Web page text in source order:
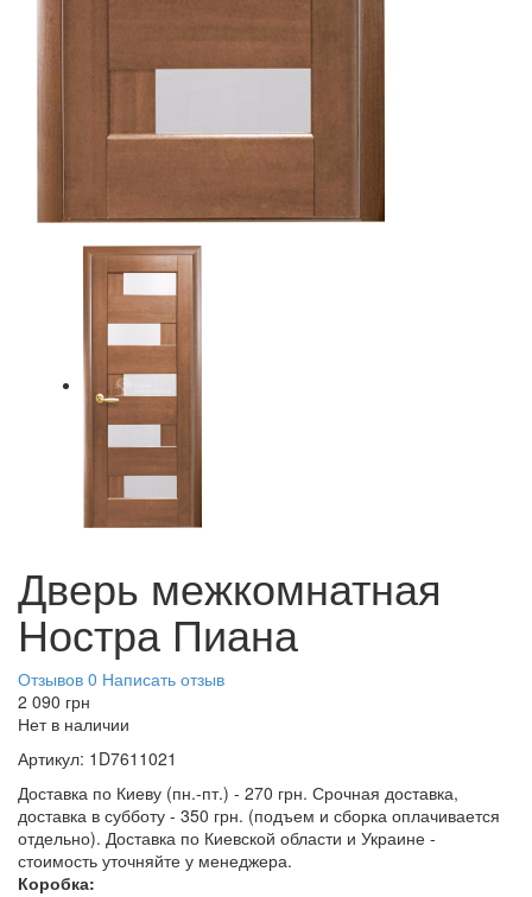
Дверь межкомнатная
Ностра Пиана
Отзывов 0 Написать отзыв
2 090 грн
Нет в наличии
Артикул: 1D7611021
Доставка по Киеву (пн.-пт.) - 270 грн. Срочная доставка,
доставка в субботу - 350 грн. (подъем и сборка оплачивается
отдельно). Доставка по Киевской области и Украине -
стоимость уточняйте у менеджера.
Коробка: